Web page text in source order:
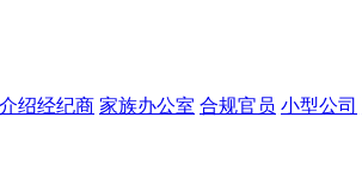
介绍经纪商 家族办公室 合规官员 小型公司